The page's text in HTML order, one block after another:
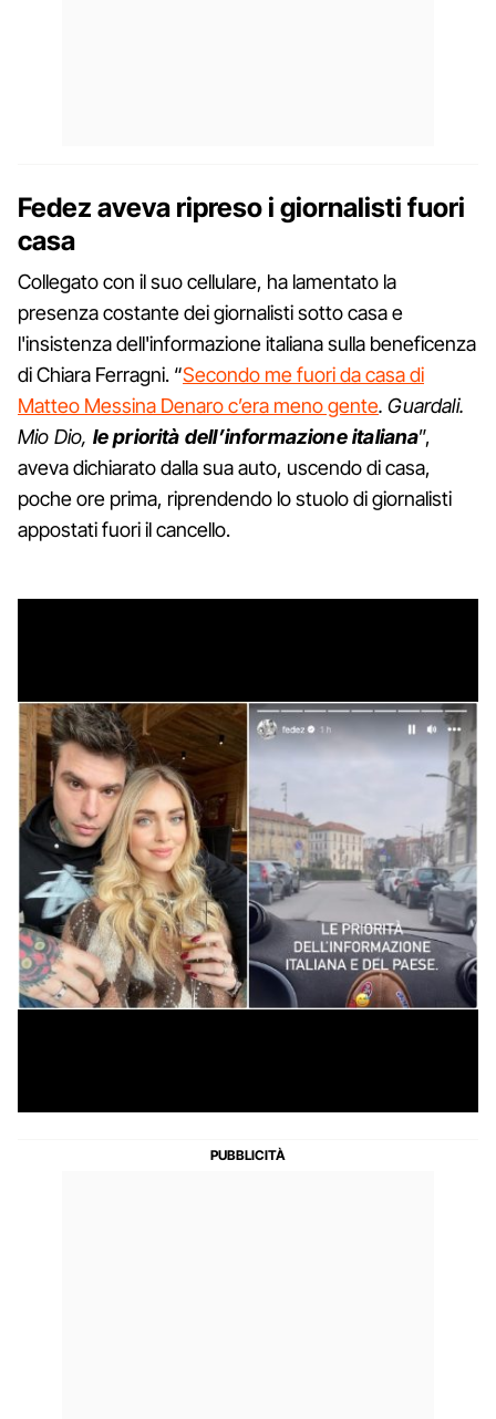
Fedez aveva ripreso i giornalisti fuori
casa
Collegato con il suo cellulare, ha lamentato la
presenza costante dei giornalisti sotto casa e
l'insistenza dell'informazione italiana sulla beneficenza
di Chiara Ferragni. “Secondo me fuori da casa di
Matteo Messina Denaro c’era meno gente. Guardali.
Mio Dio, le priorità dell’informazione italiana”,
aveva dichiarato dalla sua auto, uscendo di casa,
poche ore prima, riprendendo lo stuolo di giornalisti
appostati fuori il cancello.